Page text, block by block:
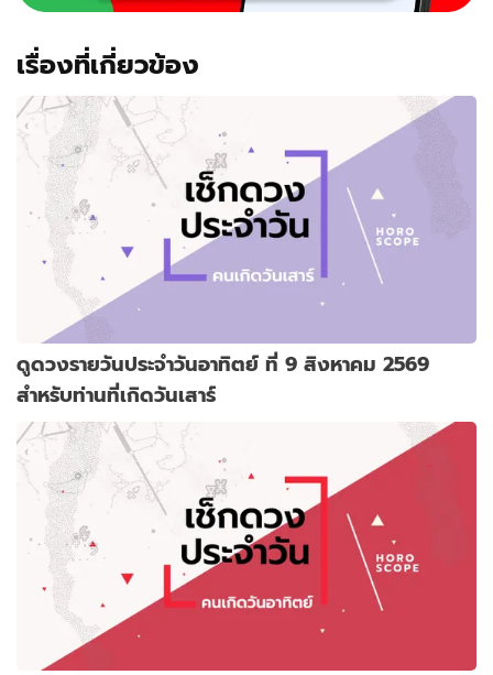
เรื่องที่เกี่ยวข้อง
ดูดวงรายวันประจำวันอาทิตย์ ที่ 9 สิงหาคม 2569
สำหรับท่านที่เกิดวันเสาร์